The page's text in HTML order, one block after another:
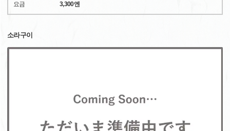
요금 3,300엔
소라구이